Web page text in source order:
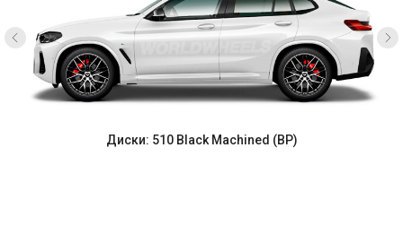
Диски: 510 Black Machined (BP)